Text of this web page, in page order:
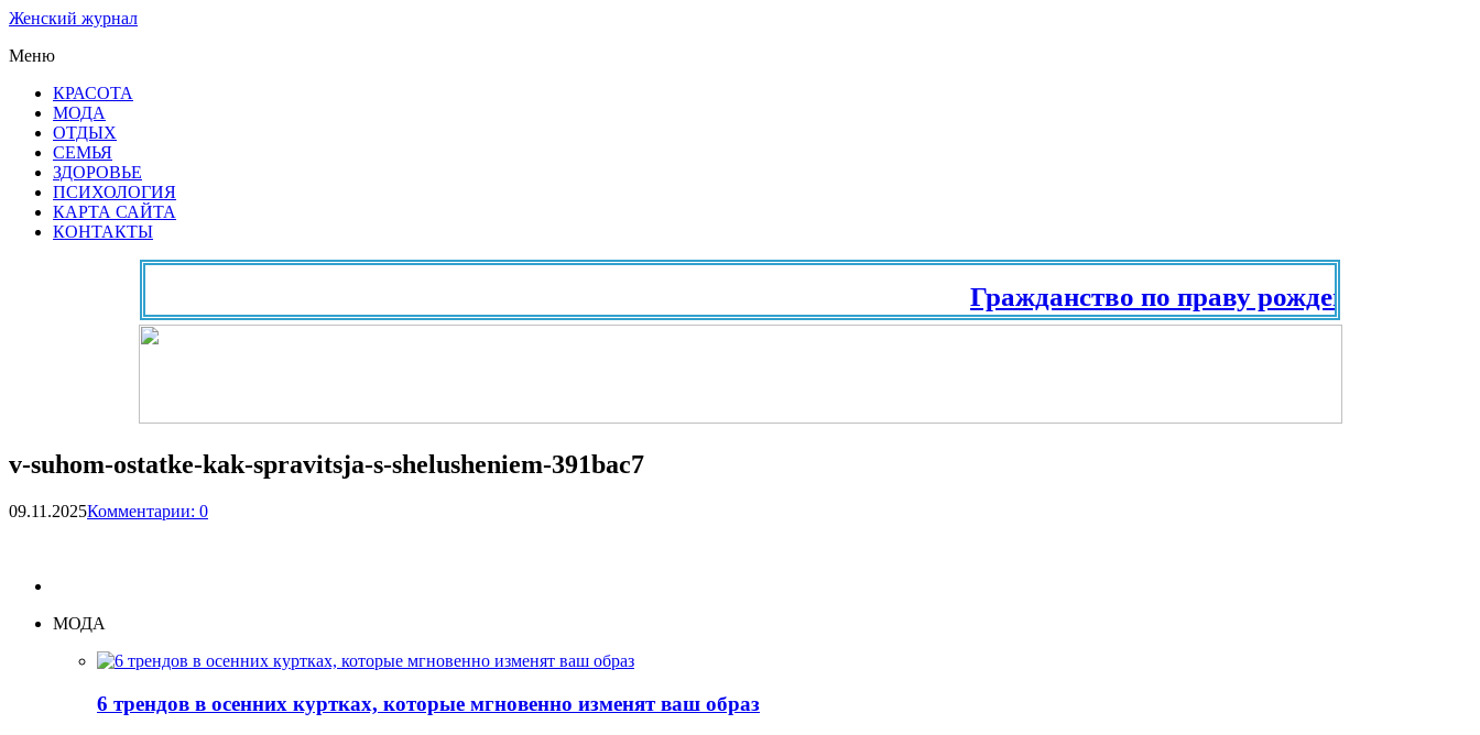
Женский журнал
Меню
КРАСОТА
МОДА
ОТДЫХ
СЕМЬЯ
ЗДОРОВЬЕ
ПСИХОЛОГИЯ
КАРТА САЙТА
КОНТАКТЫ
Гражданство по праву рождения.
v-suhom-ostatke-kak-spravitsja-s-shelusheniem-391bac7
09.11.2025Комментарии: 0
МОДА
6 трендов в осенних куртках, которые мгновенно изменят ваш образ